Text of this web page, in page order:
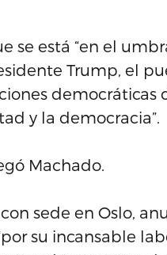
se está “en el
Trump, el
democráticas
y la democracia”.
Machado.
sede en Oslo,
su incansable